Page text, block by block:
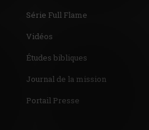
Série Full Flame
Vidéos
Études bibliques
Journal de la mission
Portail Presse